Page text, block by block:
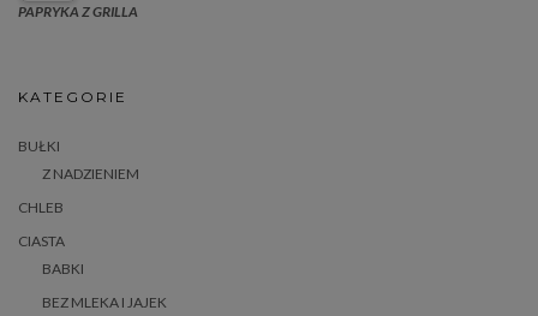
PAPRYKA Z GRILLA
KATEGORIE
BUŁKI
Z NADZIENIEM
CHLEB
CIASTA
BABKI
BEZ MLEKA I JAJEK